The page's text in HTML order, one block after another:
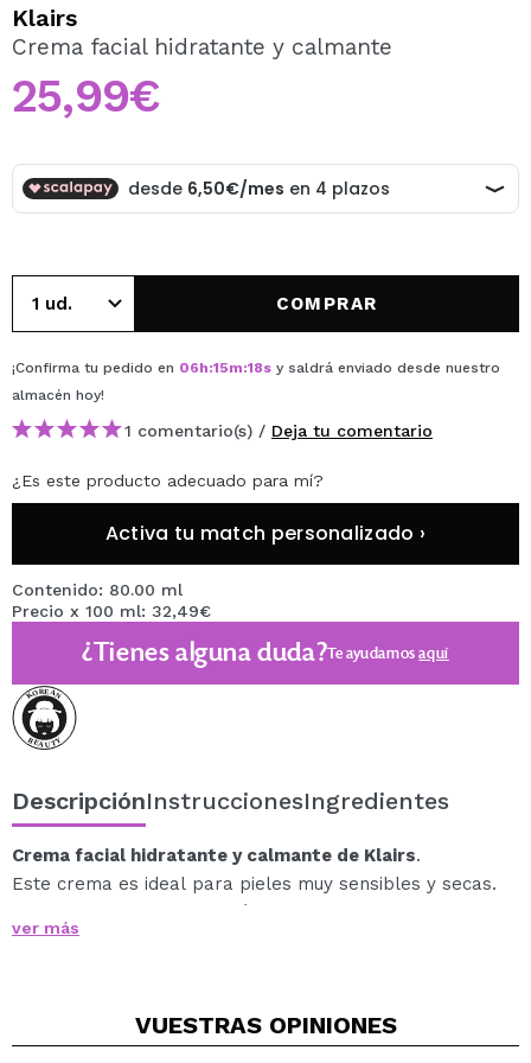
Al crear una cuenta en Maquillalia.com podrás realizar
tus compras rápidamente, revisar el estado de tus
pedidos y consultar tus operaciones anteriores.
CREAR CUENTA
Klairs
Crema facial hidratante y calmante
25,99€
COMPRAR
¡Confirma tu pedido en 06h:15m:18s y saldrá enviado desde nuestro
almacén hoy!
1 comentario(s) / Deja tu comentario
¿Es este producto adecuado para mí?
Activa tu match personalizado ›
Contenido: 80.00 ml
Precio x 100 ml: 32,49€
¿Tienes alguna duda?Te ayudamosaquí
DescripciónInstruccionesIngredientes
Crema facial hidratante y calmante de Klairs.
Este crema es ideal para pieles muy sensibles y secas.
Proporciona una hidratación inmediata y duradera a la
piel.
las capas más profundas de la piel.
ver más
VUESTRAS OPINIONES